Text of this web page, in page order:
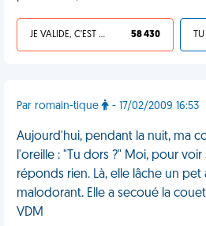
JE VALIDE, C'EST UNE VDM 58 430
Par romain-tique - 17/02/2009 16:53
Aujourd'hui, pendant la nuit, ma
l'oreille : "Tu dors ?" Moi, pour
réponds rien. Là, elle lâche un
malodorant. Elle a secoué la
VDM